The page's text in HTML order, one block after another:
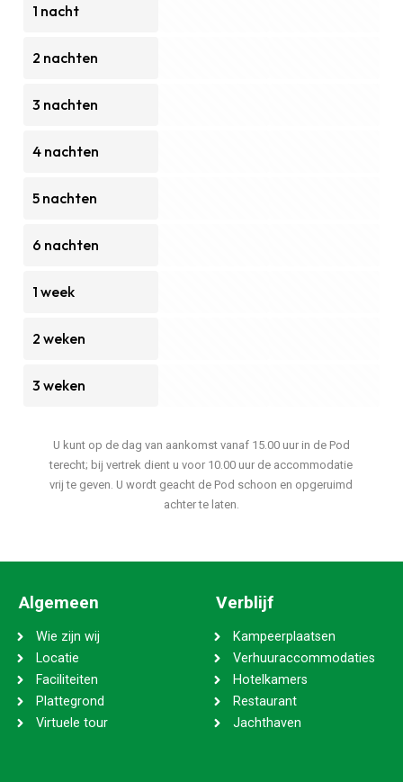
1 nacht
2 nachten
3 nachten
4 nachten
5 nachten
6 nachten
1 week
2 weken
3 weken
U kunt op de dag van aankomst vanaf 15.00 uur in de Pod
terecht; bij vertrek dient u voor 10.00 uur de accommodatie
vrij te geven. U wordt geacht de Pod schoon en opgeruimd
achter te laten.
Algemeen
Wie zijn wij
Locatie
Faciliteiten
Plattegrond
Virtuele tour
Verblijf
Kampeerplaatsen
Verhuuraccommodaties
Hotelkamers
Restaurant
Jachthaven